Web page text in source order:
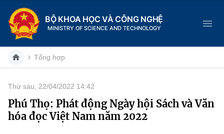
BỘ KHOA HỌC VÀ CÔNG NGHỆ
MINISTRY OF SCIENCE AND TECHNOLOGY
Danh mục
Trang chủ
Tổng hợp
Thứ sáu, 22/04/2022 14:42
Phú Thọ: Phát động Ngày hội Sách và Văn
hóa đọc Việt Nam năm 2022